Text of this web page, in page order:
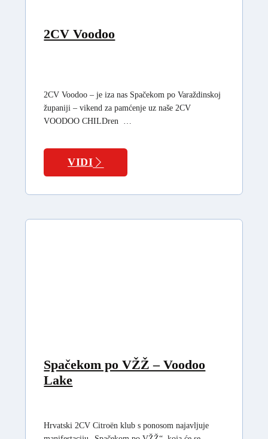
2CV Voodoo
2CV Voodoo – je iza nas Spačekom po Varaždinskoj
županiji – vikend za pamćenje uz naše 2CV
VOODOO CHILDren …
VIDI
Spačekom po VŽŽ – Voodoo
Lake
Hrvatski 2CV Citroën klub s ponosom najavljuje